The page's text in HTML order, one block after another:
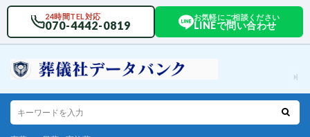
24時間TEL対応
070-4442-0819
お気軽にご相談ください
LINEで問い合わせ